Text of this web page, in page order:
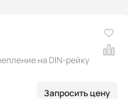
на DIN-рейку
Запросить цену